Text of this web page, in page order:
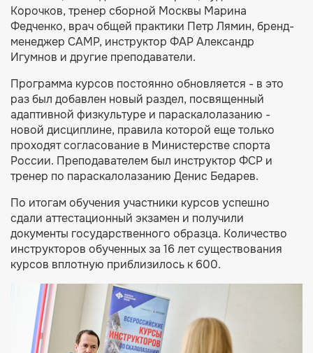
Корочков, тренер сборной Москвы Марина
Федченко, врач общей практики Петр Лямин, бренд-
менеджер CAMP, инструктор ФАР Александр
Игумнов и другие преподаватели.
Программа курсов постоянно обновляется - в это
раз был добавлен новый раздел, посвященный
адаптивной физкультуре и параскалолазанию -
новой дисциплине, правила которой еще только
проходят согласование в Министерстве спорта
России. Преподавателем был инструктор ФСР и
тренер по параскалолазанию Денис Бедарев.
По итогам обучения участники курсов успешно
сдали аттестационный экзамен и получили
документы государственного образца. Количество
инструкторов обученных за 16 лет существования
курсов вплотную приблизилось к 600.